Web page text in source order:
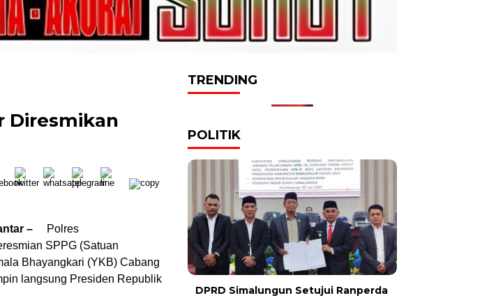
Diresmikan
–
Polres
SPPG (Satuan
Bhayangkari (YKB) Cabang
langsung Presiden Republik
TRENDING
POLITIK
DPRD Simalungun Setujui Ranperda